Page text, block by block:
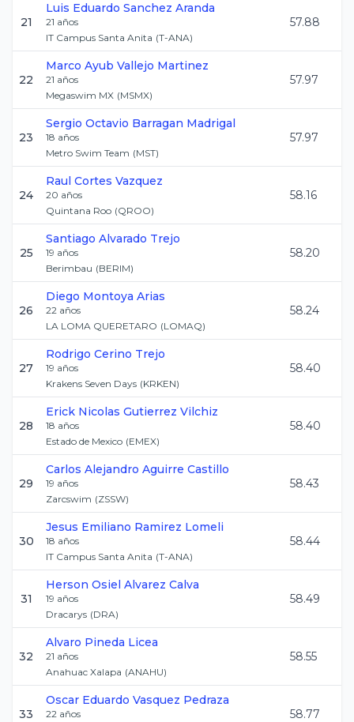
21
Luis Eduardo Sanchez Aranda
21 años
IT Campus Santa Anita (T-ANA)
57.88
22
Marco Ayub Vallejo Martinez
21 años
Megaswim MX (MSMX)
57.97
23
Sergio Octavio Barragan Madrigal
18 años
Metro Swim Team (MST)
57.97
24
Raul Cortes Vazquez
20 años
Quintana Roo (QROO)
58.16
25
Santiago Alvarado Trejo
19 años
Berimbau (BERIM)
58.20
26
Diego Montoya Arias
22 años
LA LOMA QUERETARO (LOMAQ)
58.24
27
Rodrigo Cerino Trejo
19 años
Krakens Seven Days (KRKEN)
58.40
28
Erick Nicolas Gutierrez Vilchiz
18 años
Estado de Mexico (EMEX)
58.40
29
Carlos Alejandro Aguirre Castillo
19 años
Zarcswim (ZSSW)
58.43
30
Jesus Emiliano Ramirez Lomeli
18 años
IT Campus Santa Anita (T-ANA)
58.44
31
Herson Osiel Alvarez Calva
19 años
Dracarys (DRA)
58.49
32
Alvaro Pineda Licea
21 años
Anahuac Xalapa (ANAHU)
58.55
33
Oscar Eduardo Vasquez Pedraza
22 años
58.77